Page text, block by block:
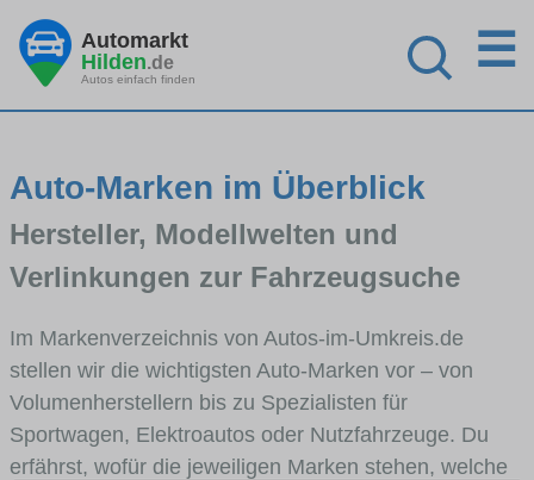
Automarkt
Hilden.de
Autos einfach finden
☰
Auto-Marken im Überblick
Hersteller, Modellwelten und
Verlinkungen zur Fahrzeugsuche
Im Markenverzeichnis von Autos-im-Umkreis.de
stellen wir die wichtigsten Auto-Marken vor – von
Volumenherstellern bis zu Spezialisten für
Sportwagen, Elektroautos oder Nutzfahrzeuge. Du
erfährst, wofür die jeweiligen Marken stehen, welche